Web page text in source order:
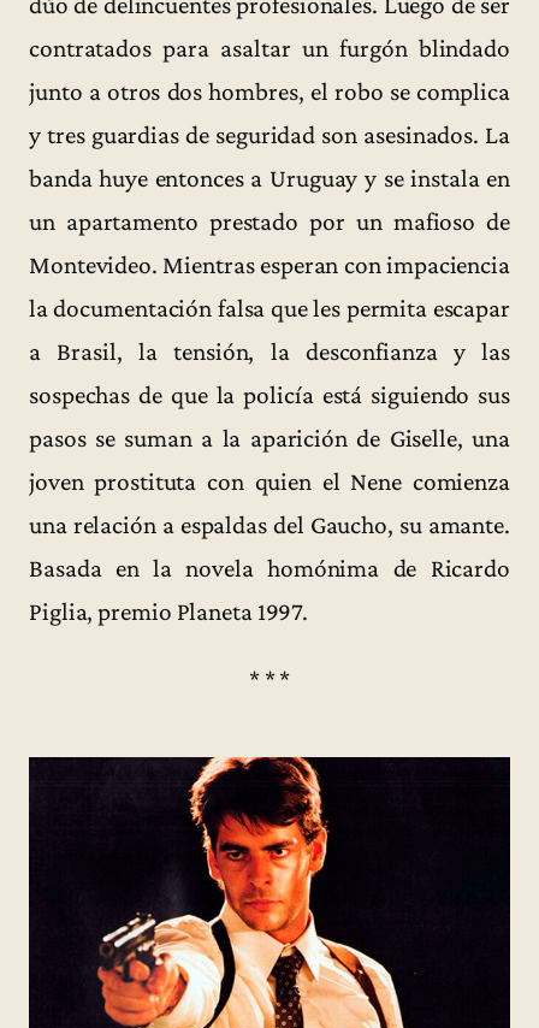
contratados para asaltar un furgón blindado
junto a otros dos hombres, el robo se complica
y tres guardias de seguridad son asesinados. La
banda huye entonces a Uruguay y se instala en
un apartamento prestado por un mafioso de
Montevideo. Mientras esperan con impaciencia
la documentación falsa que les permita escapar
a Brasil, la tensión, la desconfianza y las
sospechas de que la policía está siguiendo sus
pasos se suman a la aparición de Giselle, una
joven prostituta con quien el Nene comienza
una relación a espaldas del Gaucho, su amante.
Basada en la novela homónima de Ricardo
Piglia, premio Planeta 1997.
* * *